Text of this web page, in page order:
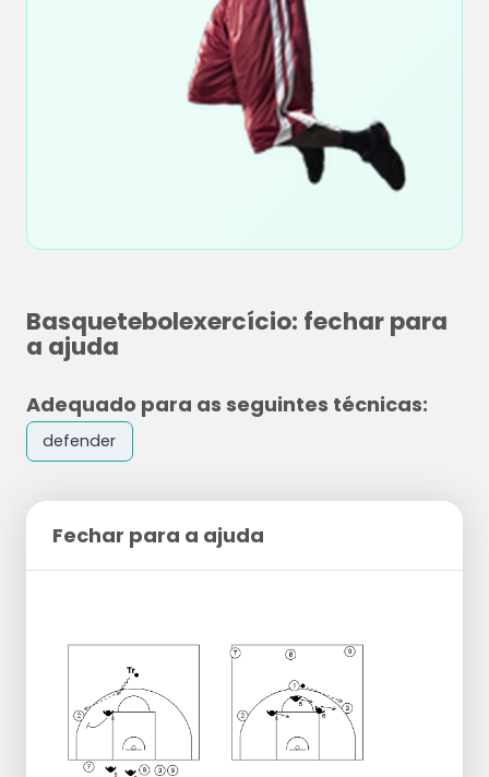
Basquetebolexercício: fechar para
a ajuda
Adequado para as seguintes técnicas:
defender
Fechar para a ajuda